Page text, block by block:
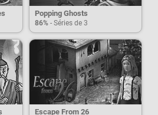
Popping Ghosts
86% - Séries de 3
Escape From 26